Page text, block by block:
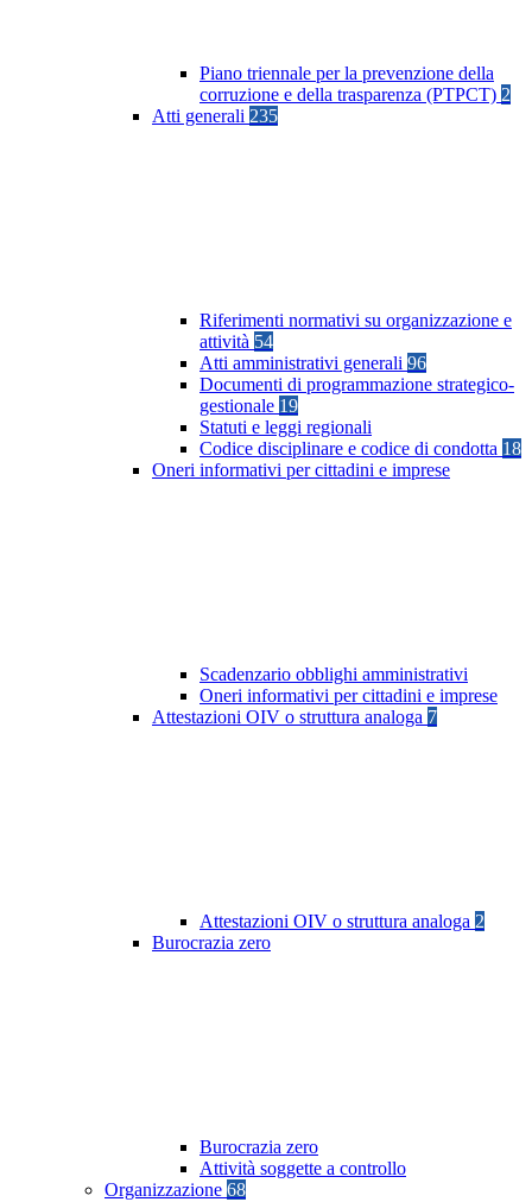
Piano triennale per la prevenzione della
corruzione e della trasparenza (PTPCT) 2
Atti generali 235
Riferimenti normativi su organizzazione e
attività 54
Atti amministrativi generali 96
Documenti di programmazione strategico-
gestionale 19
Statuti e leggi regionali
Codice disciplinare e codice di condotta 18
Oneri informativi per cittadini e imprese
Scadenzario obblighi amministrativi
Oneri informativi per cittadini e imprese
Attestazioni OIV o struttura analoga 7
Attestazioni OIV o struttura analoga 2
Burocrazia zero
Burocrazia zero
Attività soggette a controllo
Organizzazione 68